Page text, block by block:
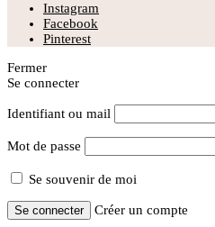
Instagram
Facebook
Pinterest
Fermer
Se connecter
Identifiant ou mail
Mot de passe
Se souvenir de moi
Se connecter Créer un compte